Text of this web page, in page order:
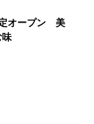
定オープン 美
味